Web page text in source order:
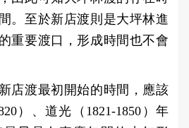
。至於新店渡則是大坪林進
重要渡口，形成時間也不會
店渡最初開始的時間，應該
）、道光（1821-1850）年